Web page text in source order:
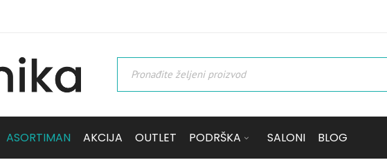
ASORTIMAN AKCIJA OUTLET PODRŠKA SALONI BLOG